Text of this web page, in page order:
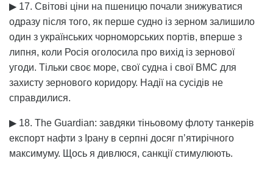
▶ 17. Світові ціни на пшеницю почали знижуватися
одразу після того, як перше судно із зерном залишило
один з українських чорноморських портів, вперше з
липня, коли Росія оголосила про вихід із зернової
угоди. Тільки своє море, свої судна і свої ВМС для
захисту зернового коридору. Надії на сусідів не
справдилися.
▶ 18. The Guardian: завдяки тіньовому флоту танкерів
експорт нафти з Ірану в серпні досяг пʼятирічного
максимуму. Щось я дивлюся, санкції стимулюють.